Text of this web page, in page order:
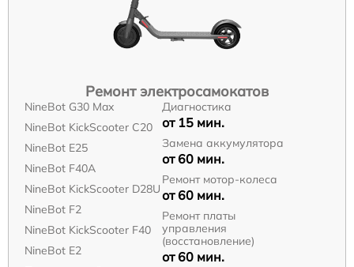
Ремонт электросамокатов
NineBot G30 Max
NineBot KickScooter C20
NineBot E25
NineBot F40A
NineBot KickScooter D28U
NineBot F2
NineBot KickScooter F40
NineBot E2
Диагностика
от 15 мин.
Замена аккумулятора
от 60 мин.
Ремонт мотор-колеса
от 60 мин.
Ремонт платы
управления
(восстановление)
от 60 мин.